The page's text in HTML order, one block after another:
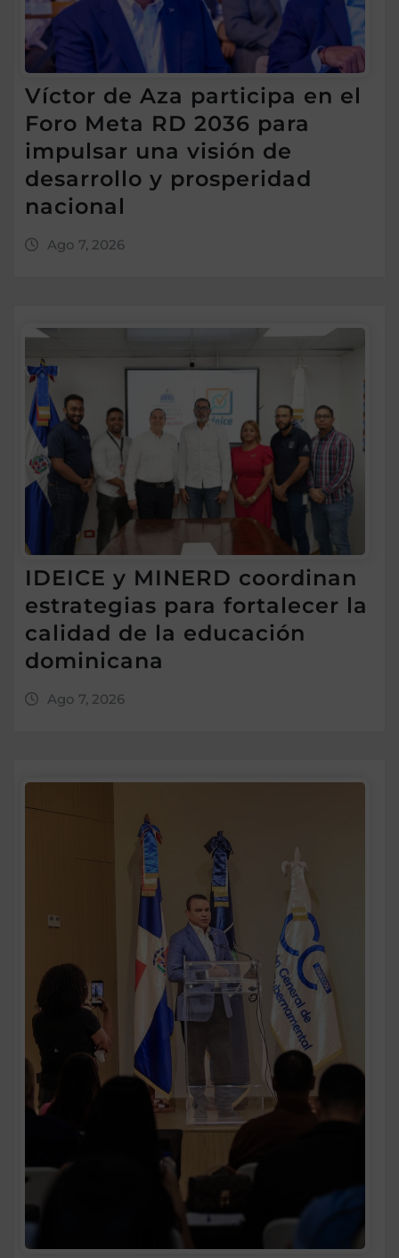
Víctor de Aza participa en el
Foro Meta RD 2036 para
impulsar una visión de
desarrollo y prosperidad
nacional
Ago 7, 2026
IDEICE y MINERD coordinan
estrategias para fortalecer la
calidad de la educación
dominicana
Ago 7, 2026